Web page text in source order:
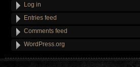
Log in
Entries feed
Comments feed
WordPress.org